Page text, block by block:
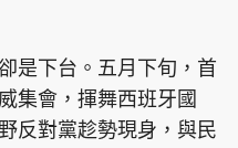
是下台。五月下旬，首
集會，揮舞西班牙國
反對黨趁勢現身，與民